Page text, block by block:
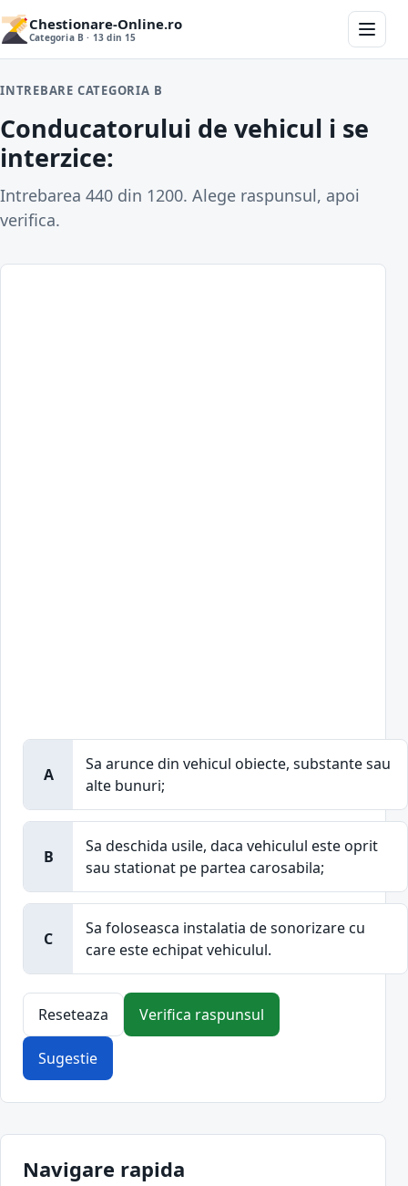
Chestionare-Online.ro
Categoria B · 13 din 15
INTREBARE CATEGORIA B
Conducatorului de vehicul i se
interzice:
Intrebarea 440 din 1200. Alege raspunsul, apoi
verifica.
A
Sa arunce din vehicul obiecte, substante sau
alte bunuri;
B
Sa deschida usile, daca vehiculul este oprit
sau stationat pe partea carosabila;
C
Sa foloseasca instalatia de sonorizare cu
care este echipat vehiculul.
Reseteaza Verifica raspunsul
Sugestie
Navigare rapida